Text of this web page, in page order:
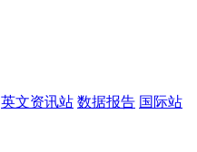
英文资讯站 数据报告 国际站